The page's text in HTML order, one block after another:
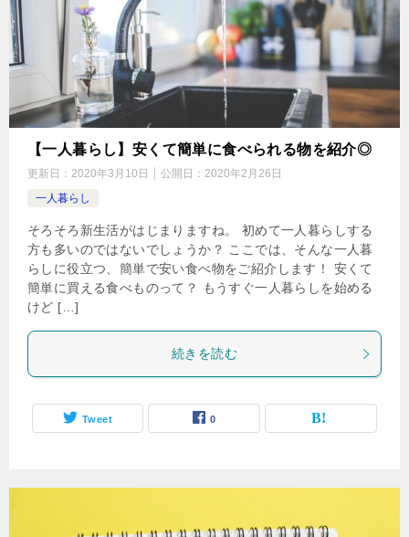
【一人暮らし】安くて簡単に食べられる物を紹介◎
更新日： 2020年3月10日 公開日： 2020年2月26日
一人暮らし
そろそろ新生活がはじまりますね。 初めて一人暮らしする
方も多いのではないでしょうか？ ここでは、そんな一人暮
らしに役立つ、簡単で安い食べ物をご紹介します！ 安くて
簡単に買える食べものって？ もうすぐ一人暮らしを始める
けど […]
続きを読む
Tweet 0